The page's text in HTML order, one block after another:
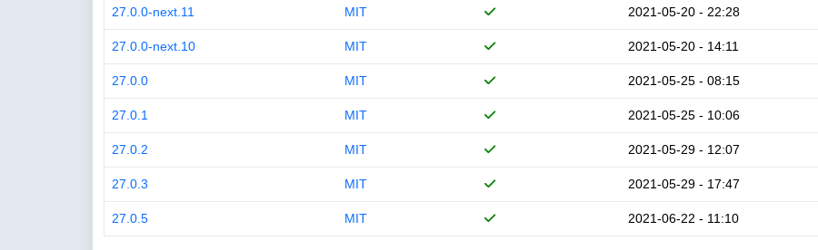
27.0.0-next.11 MIT 2021-05-20 - 22:28
27.0.0-next.10 MIT 2021-05-20 - 14:11
27.0.0 MIT 2021-05-25 - 08:15
27.0.1 MIT 2021-05-25 - 10:06
27.0.2 MIT 2021-05-29 - 12:07
27.0.3 MIT 2021-05-29 - 17:47
27.0.5 MIT 2021-06-22 - 11:10